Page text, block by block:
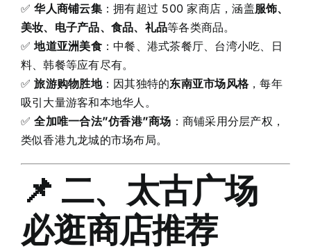
✅华人商铺云集：拥有超过 500 家商店，涵盖服饰、
美妆、电子产品、食品、礼品等各类商品。
✅地道亚洲美食：中餐、港式茶餐厅、台湾小吃、日
料、韩餐等应有尽有。
✅旅游购物胜地：因其独特的东南亚市场风格，每年
吸引大量游客和本地华人。
✅全加唯一合法”仿香港”商场 ：商铺采用分层产权，
类似香港九龙城的市场布局。
📌 二、太古广场
必逛商店推荐